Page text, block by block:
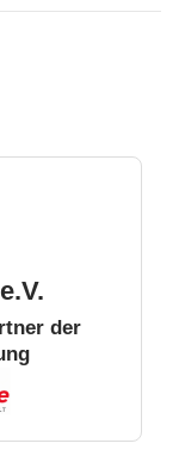
der